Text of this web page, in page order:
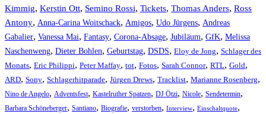
Kimmig, Kerstin Ott, Semino Rossi, Tickets, Thomas Anders, Ross
Antony, Anna-Carina Woitschack, Amigos, Udo Jürgens, Andreas
Gabalier, Vanessa Mai, Fantasy, Corona-Absage, Jubiläum, GfK, Melissa
Naschenweng, Dieter Bohlen, Geburtstag, DSDS, Eloy de Jong, Schlager des
Monats, Eric Philippi, Peter Maffay, tot, Fotos, Sarah Connor, RTL, Gold,
ARD, Sony, Schlagerhitparade, Jürgen Drews, Tracklist, Marianne Rosenberg,
Nino de Angelo, Adventsfest, Kastelruther Spatzen, DJ Ötzi, Nicole, Sendetermin,
Barbara Schöneberger, Santiano, Biografie, verstorben, Interview, Einschaltquote,